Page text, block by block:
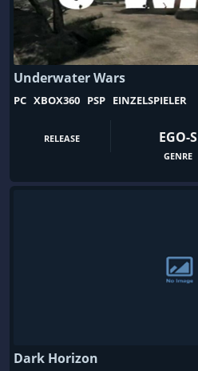
Underwater Wars
PC XBOX360 PSP EINZELSPIELER
RELEASE EGO-S
GENRE
Dark Horizon